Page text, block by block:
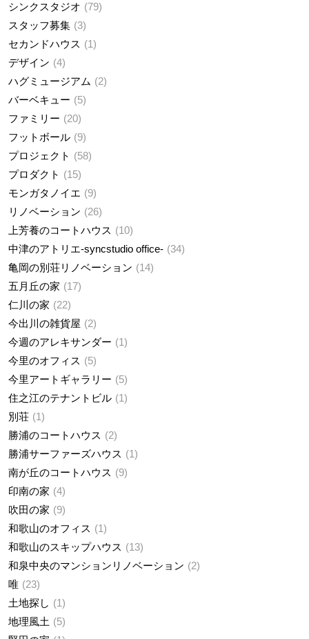
シンクスタジオ
79
スタッフ募集 3
セカンドハウス
1
デザイン
4
ハグミュージアム
2
バーベキュー
5
ファミリー
20
フットボール
9
プロジェクト
58
プロダクト
15
モンガタノイエ
9
リノベーション
26
上芳養のコートハウス
10
中津のアトリエ-syncstudio office- 34
亀岡の別荘リノベーション
14
五月丘の家
17
仁川の家
22
今出川の雑貨屋
2
今週のアレキサンダー
1
今里のオフィス
5
今里アートギャラリー
5
住之江のテナントビル
1
別荘
1
勝浦のコートハウス
2
勝浦サーファーズハウス
1
南が丘のコートハウス
9
印南の家
4
吹田の家
9
和歌山のオフィス
1
和歌山のスキップハウス
13
和泉中央のマンションリノベーション
2
唯 23
土地探し
1
地理風土
5